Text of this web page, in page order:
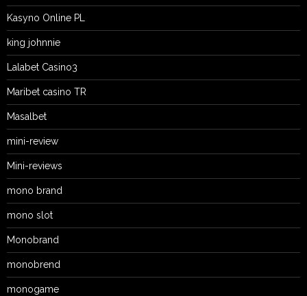
Kasyno Online PL
king johnnie
Lalabet Casino3
Maribet casino TR
Masalbet
mini-review
Mini-reviews
mono brand
mono slot
Monobrand
monobrend
monogame